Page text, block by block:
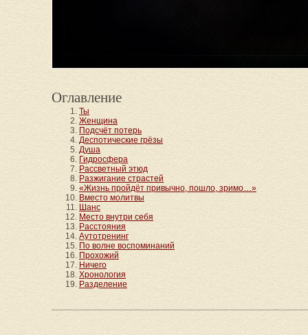
Оглавление
Ты
Женщина
Подсчёт потерь
Деспотические грёзы
Душа
Гидросфера
Рассветный этюд
Разжигание страстей
«Жизнь пройдёт привычно, пошло, зримо…»
Вместо молитвы
Шанс
Место внутри себя
Расстояния
Аутотренинг
По волне воспоминаний
Прохожий
Ничего
Хронология
Разделение